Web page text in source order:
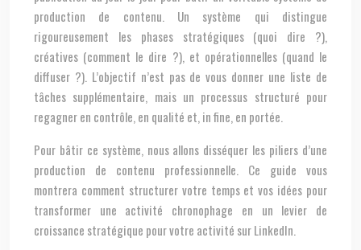
production de contenu. Un système qui distingue
rigoureusement les phases stratégiques (quoi dire ?),
créatives (comment le dire ?), et opérationnelles (quand le
diffuser ?). L’objectif n’est pas de vous donner une liste de
tâches supplémentaire, mais un processus structuré pour
regagner en contrôle, en qualité et, in fine, en portée.
Pour bâtir ce système, nous allons disséquer les piliers d’une
production de contenu professionnelle. Ce guide vous
montrera comment structurer votre temps et vos idées pour
transformer une activité chronophage en un levier de
croissance stratégique pour votre activité sur LinkedIn.